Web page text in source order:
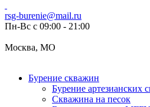
rsg-burenie@mail.ru
Пн-Вс с 09:00 - 21:00
Москва, МО
Бурение скважин
Бурение артезианских
Скважина на песок